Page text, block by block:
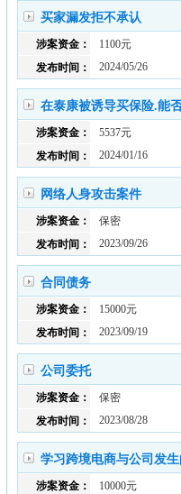
买家漏发拒不承认
涉案资金：
1100元
发布时间：
2024/05/26
在泰康被诱导买保险.能
涉案资金：
5537元
发布时间：
2024/01/16
网络人身攻击案件
涉案资金：
保密
发布时间：
2023/09/26
合同债务
涉案资金：
15000元
发布时间：
2023/09/19
公司委托
涉案资金：
保密
发布时间：
2023/08/28
学习跨境电商与公司发
涉案资金：
10000元